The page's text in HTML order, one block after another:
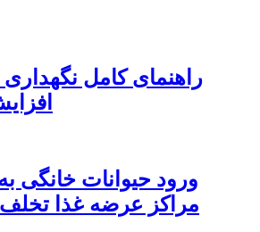
راهنمای کامل
ورود حیوانات خانگی
مراکز عرضه غذا